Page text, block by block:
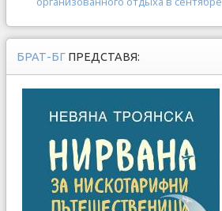
БРАТ-БГ ПРЕДСТАВЯ: